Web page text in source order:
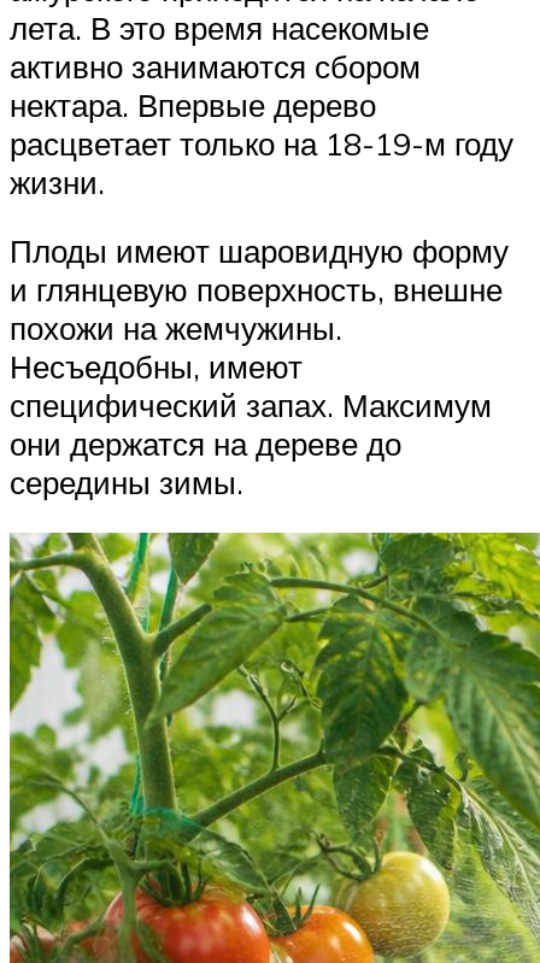
лета. В это время насекомые
активно занимаются сбором
нектара. Впервые дерево
расцветает только на 18-19-м году
жизни.
Плоды имеют шаровидную форму
и глянцевую поверхность, внешне
похожи на жемчужины.
Несъедобны, имеют
специфический запах. Максимум
они держатся на дереве до
середины зимы.